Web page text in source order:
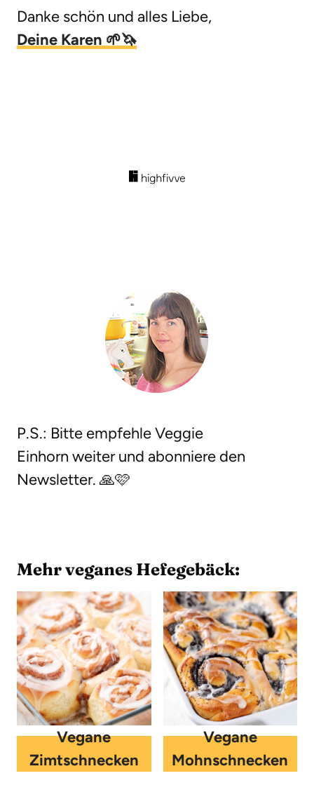
Danke schön und alles Liebe,
Deine Karen 🌱🦄
P.S.: Bitte empfehle Veggie
Einhorn weiter und abonniere den
Newsletter. 🙏🩷
Mehr veganes Hefegebäck:
Vegane
Zimtschnecken
Vegane
Mohnschnecken